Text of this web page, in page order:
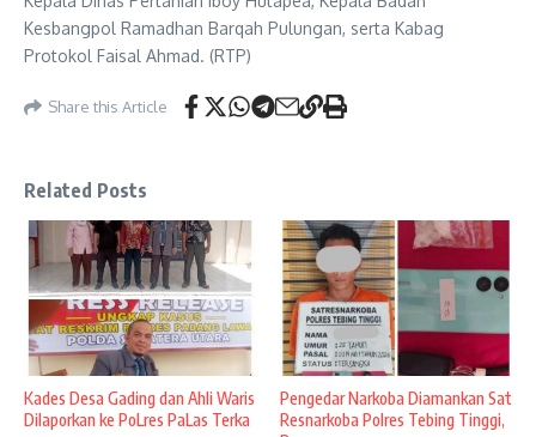
Kesbangpol Ramadhan Barqah Pulungan, serta Kabag
Protokol Faisal Ahmad. (RTP)
Share this Article
Related Posts
Kades Desa Gading dan Ahli Waris
Dilaporkan ke PoLres PaLas Terka
Pengedar Narkoba Diamankan Sat
Resnarkoba Polres Tebing Tinggi,